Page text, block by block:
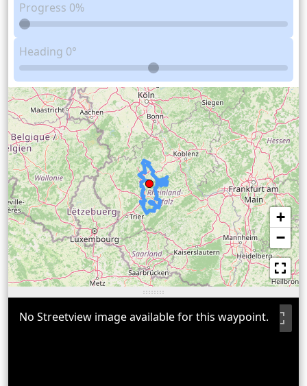
Progress 0%
Heading 0°
+
−
No Streetview image available for this waypoint.